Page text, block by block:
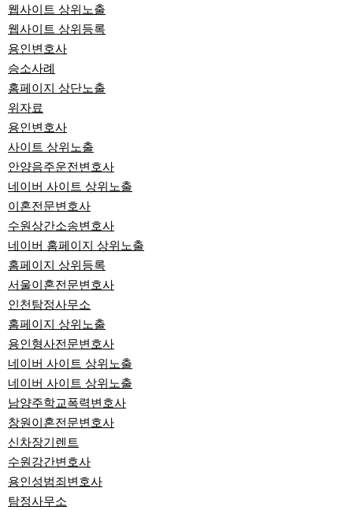
웹사이트 상위노출
웹사이트 상위등록
용인변호사
승소사례
홈페이지 상단노출
위자료
용인변호사
사이트 상위노출
안양음주운전변호사
네이버 사이트 상위노출
이혼전문변호사
수원상간소송변호사
네이버 홈페이지 상위노출
홈페이지 상위등록
서울이혼전문변호사
인천탐정사무소
홈페이지 상위노출
용인형사전문변호사
네이버 사이트 상위노출
네이버 사이트 상위노출
남양주학교폭력변호사
창원이혼전문변호사
신차장기렌트
수원강간변호사
용인성범죄변호사
탐정사무소